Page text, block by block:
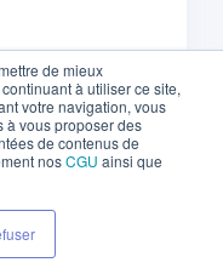
de mieux
à utiliser ce site,
votre navigation, vous
à vous proposer des
de contenus de
nosCGU ainsi que